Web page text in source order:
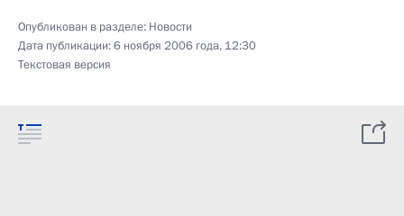
Опубликован в разделе: Новости
Дата публикации:6 ноября 2006 года, 12:30
Текстовая версия